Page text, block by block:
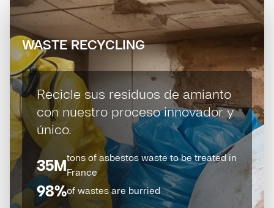
WASTE RECYCLING
Recicle sus residuos de amianto
con nuestro proceso innovador y
único.
35Mtons of asbestos waste to be treated in
France
98%of wastes are burried